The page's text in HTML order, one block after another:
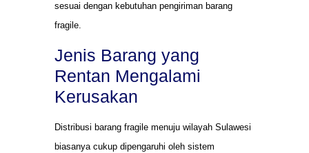
sesuai dengan kebutuhan pengiriman barang
fragile.
Jenis Barang yang
Rentan Mengalami
Kerusakan
Distribusi barang fragile menuju wilayah Sulawesi
biasanya cukup dipengaruhi oleh sistem